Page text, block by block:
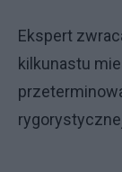
Ekspert
kilkunastu